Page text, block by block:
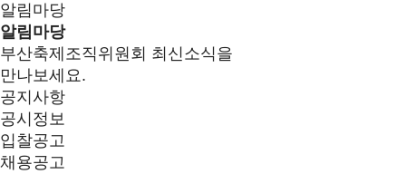
알림마당
알림마당
부산축제조직위원회 최신소식을
만나보세요.
공지사항
공시정보
입찰공고
채용공고